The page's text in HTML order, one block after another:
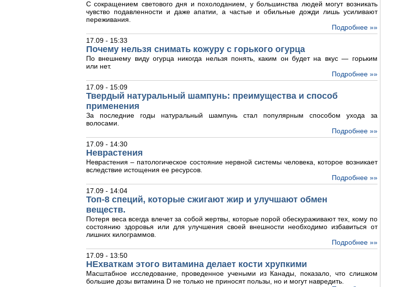
С сокращением светового дня и похолоданием, у большинства людей могут возникать
чувство подавленности и даже апатии, а частые и обильные дожди лишь усиливают
переживания.
Подробнее »»
17.09 - 15:33
Почему нельзя снимать кожуру с горького огурца
По внешнему виду огурца никогда нельзя понять, каким он будет на вкус — горьким
или нет.
Подробнее »»
17.09 - 15:09
Твердый натуральный шампунь: преимущества и способ
применения
За последние годы натуральный шампунь стал популярным способом ухода за
волосами.
Подробнее »»
17.09 - 14:30
Неврастения
Неврастения – патологическое состояние нервной системы человека, которое возникает
вследствие истощения ее ресурсов.
Подробнее »»
17.09 - 14:04
Топ-8 специй, которые сжигают жир и улучшают обмен
веществ.
Потеря веса всегда влечет за собой жертвы, которые порой обескураживают тех, кому по
состоянию здоровья или для улучшения своей внешности необходимо избавиться от
лишних килограммов.
Подробнее »»
17.09 - 13:50
НЕхваткам этого витамина делает кости хрупкими
Масштабное исследование, проведенное учеными из Канады, показало, что слишком
большие дозы витамина D не только не приносят пользы, но и могут навредить.